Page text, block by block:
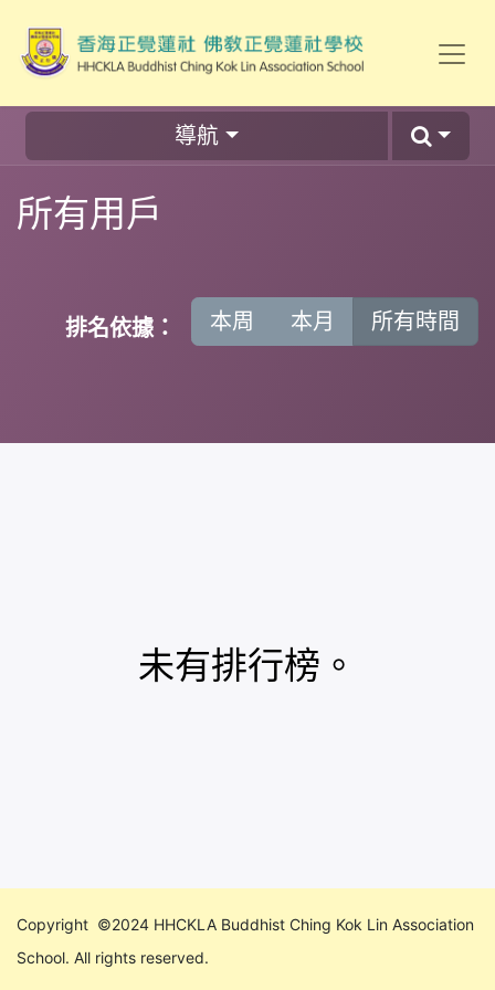
導航
所有用戶
排名依據： 本周 本月 所有時間
未有排行榜。
Copyright ©2024 HHCKLA Buddhist Ching Kok Lin Association
School. All rights reserved.